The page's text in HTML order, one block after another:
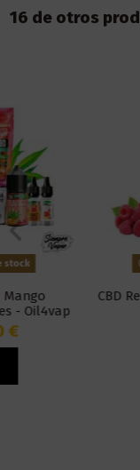
16 de otros
Fuera de
CBD Red Blast